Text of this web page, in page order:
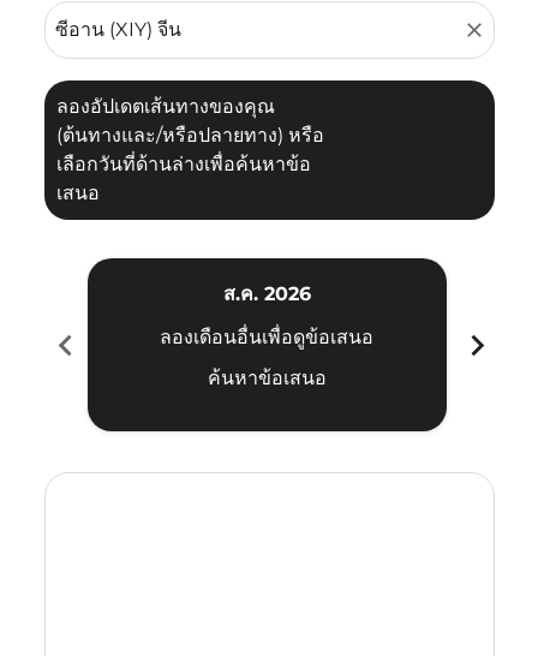
close
ลองอัปเดตเส้นทางของคุณ
(ต้นทางและ/หรือปลายทาง) หรือ
เลือกวันที่ด้านล่างเพื่อค้นหาข้อ
เสนอ
chevron_left
ส.ค. 2026
ลองเดือนอื่นเพื่อดูข้อเสนอ
ค้นหาข้อเสนอ
chevron_right